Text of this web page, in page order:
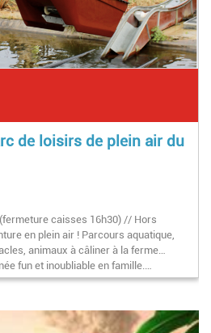
de loisirs de plein air du
caisses 16h30) // Hors
10h30-18h (fermeture
en plein air ! Parcours aquatique,
animaux à câliner à la ferme…
fun et inoubliable en famille.…